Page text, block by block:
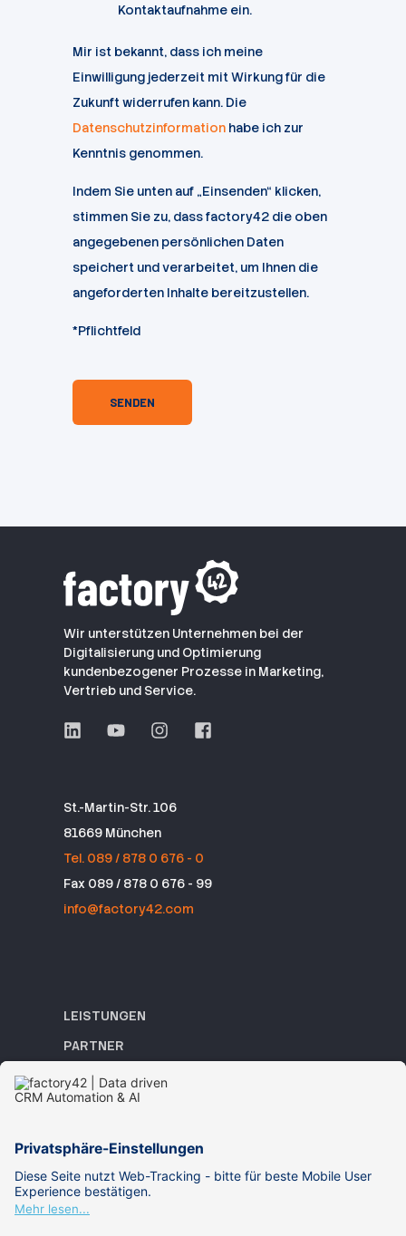
Kontaktaufnahme ein.
Mir ist bekannt, dass ich meine
Einwilligung jederzeit mit Wirkung für die
Zukunft widerrufen kann. Die
Datenschutzinformation habe ich zur
Kenntnis genommen.
Indem Sie unten auf „Einsenden“ klicken,
stimmen Sie zu, dass factory42 die oben
angegebenen persönlichen Daten
speichert und verarbeitet, um Ihnen die
angeforderten Inhalte bereitzustellen.
*Pflichtfeld
Wir unterstützen Unternehmen bei der
Digitalisierung und Optimierung
kundenbezogener Prozesse in Marketing,
Vertrieb und Service.
St.-Martin-Str. 106
81669 München
Tel. 089 / 878 0 676 - 0
Fax 089 / 878 0 676 - 99
info@factory42.com
LEISTUNGEN
PARTNER
REFERENZEN
ACADEMY
WISSEN
ÜBER UNS